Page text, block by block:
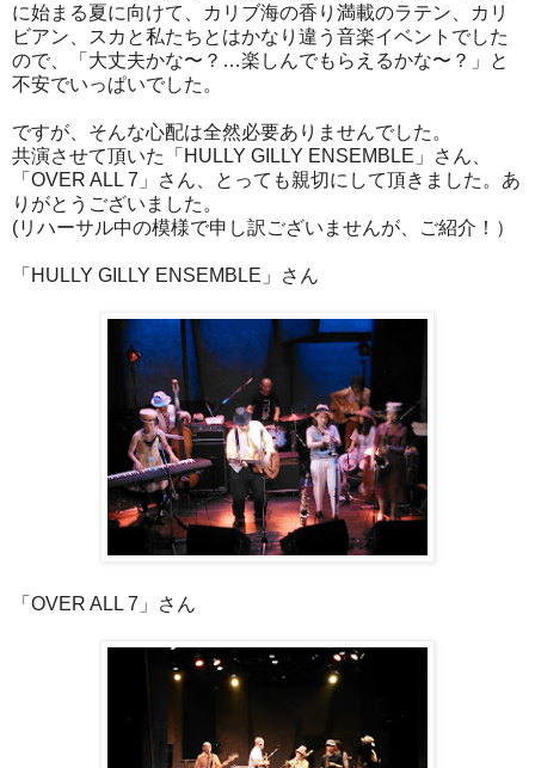
に始まる夏に向けて、カリブ海の香り満載のラテン、カリ
ビアン、スカと私たちとはかなり違う音楽イベントでした
ので、「大丈夫かな〜？…楽しんでもらえるかな〜？」と
不安でいっぱいでした。
ですが、そんな心配は全然必要ありませんでした。
共演させて頂いた「HULLY GILLY ENSEMBLE」さん、
「OVER ALL 7」さん、とっても親切にして頂きました。あ
りがとうございました。
(リハーサル中の模様で申し訳ございませんが、ご紹介！）
「HULLY GILLY ENSEMBLE」さん
「OVER ALL 7」さん